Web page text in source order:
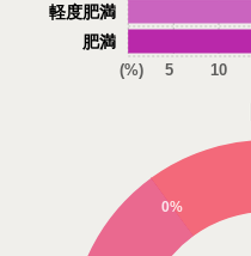
肥満
軽度肥満
(%) 5 10
0%